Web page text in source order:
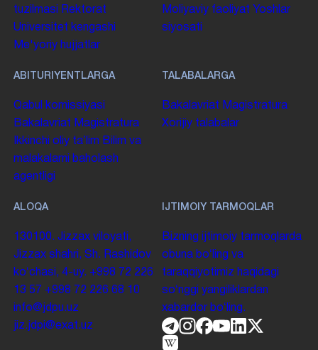
tuzilmasi
Rektorat
Universitet kengashi
Me'yoriy hujjatlar
Moliyaviy faoliyat Yoshlar
siyosati
ABITURIYENTLARGA
Qabul komissiyasi
Bakalavriat Magistratura
Ikkinchi oliy taʼlim Bilim va
malakalarni baholash
agentligi
TALABALARGA
Bakalavriat Magistratura
Xorijiy talabalar
ALOQA
130100. Jizzax viloyati,
Jizzax shahri, Sh. Rashidov
koʻchasi, 4-uy. +998 72 226
13 57 +998 72 226 68 10
info@jdpu.uz
jiz.jdpi@exat.uz
IJTIMOIY TARMOQLAR
Bizning ijtimoiy tarmoqlarda
obuna boʻling va
taraqqiyotimiz haqidagi
soʻnggi yangiliklardan
xabardor boʻling.